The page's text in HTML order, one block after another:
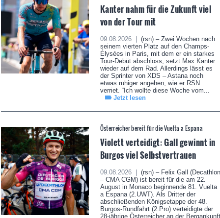
Kanter nahm für die Zukunft viel
von der Tour mit
09.08.2026 |
(rsn) – Zwei Wochen nach
seinem vierten Platz auf den Champs-
Élysées in Paris, mit dem er ein starkes
Tour-Debüt abschloss, setzt Max Kanter
wieder auf dem Rad. Allerdings lässt es
der Sprinter von XDS – Astana noch
etwas ruhiger angehen, wie er RSN
verriet. “Ich wollte diese Woche vom...
Jetzt lesen
Österreicher bereit für die Vuelta a Espana
Violett verteidigt: Gall gewinnt in
Burgos viel Selbstvertrauen
09.08.2026 |
(rsn) – Felix Gall (Decathlon
– CMA CGM) ist bereit für die am 22.
August in Monaco beginnende 81. Vuelta
a Espana (2.UWT). Als Dritter der
abschließenden Königsetappe der 48.
Burgos-Rundfahrt (2.Pro) verteidigte der
28-jährige Österreicher an der Bergankunft